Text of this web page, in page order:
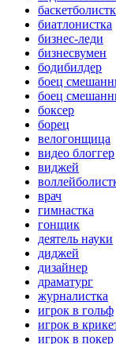
биатлонистка
бизнес-леди
бизнесвумен
бодибилдер
боец
боец
боксер
борец
велогонщица
видео блоггер
виджей
врач
гимнастка
гонщик
деятель науки
диджей
дизайнер
драматург
журналистка
игрок в гольф
игрок в
игрок в покер